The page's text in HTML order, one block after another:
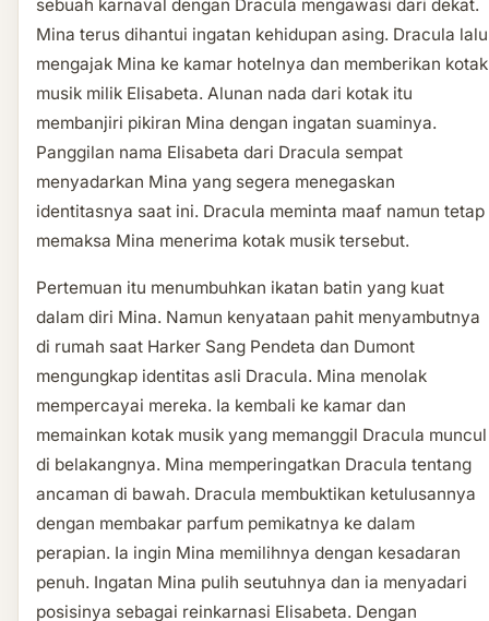
sebuah karnaval dengan Dracula mengawasi dari dekat.
Mina terus dihantui ingatan kehidupan asing. Dracula lalu
mengajak Mina ke kamar hotelnya dan memberikan kotak
musik milik Elisabeta. Alunan nada dari kotak itu
membanjiri pikiran Mina dengan ingatan suaminya.
Panggilan nama Elisabeta dari Dracula sempat
menyadarkan Mina yang segera menegaskan
identitasnya saat ini. Dracula meminta maaf namun tetap
memaksa Mina menerima kotak musik tersebut.
Pertemuan itu menumbuhkan ikatan batin yang kuat
dalam diri Mina. Namun kenyataan pahit menyambutnya
di rumah saat Harker Sang Pendeta dan Dumont
mengungkap identitas asli Dracula. Mina menolak
mempercayai mereka. Ia kembali ke kamar dan
memainkan kotak musik yang memanggil Dracula muncul
di belakangnya. Mina memperingatkan Dracula tentang
ancaman di bawah. Dracula membuktikan ketulusannya
dengan membakar parfum pemikatnya ke dalam
perapian. Ia ingin Mina memilihnya dengan kesadaran
penuh. Ingatan Mina pulih seutuhnya dan ia menyadari
posisinya sebagai reinkarnasi Elisabeta. Dengan